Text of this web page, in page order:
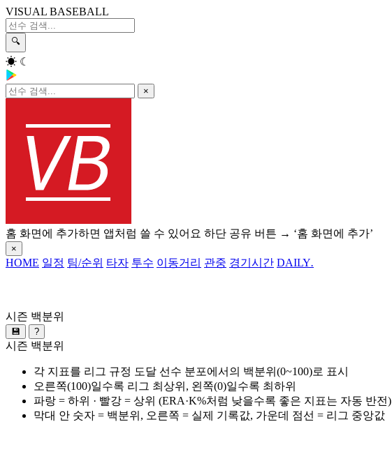
VISUAL BASEBALL
🔍
☀ ☾
×
홈 화면에 추가하면 앱처럼 쓸 수 있어요 하단 공유 버튼 → ‘홈 화면에 추가’
×
HOME 일정 팀/순위 타자 투수 이동거리 관중 경기시간 DAILY.
시즌 백분위
💾 ?
시즌 백분위
각 지표를 리그 규정 도달 선수 분포에서의 백분위(0~100)로 표시
오른쪽(100)일수록 리그 최상위, 왼쪽(0)일수록 최하위
파랑 = 하위 · 빨강 = 상위 (ERA·K%처럼 낮을수록 좋은 지표는 자동 반전)
막대 안 숫자 = 백분위, 오른쪽 = 실제 기록값, 가운데 점선 = 리그 중앙값